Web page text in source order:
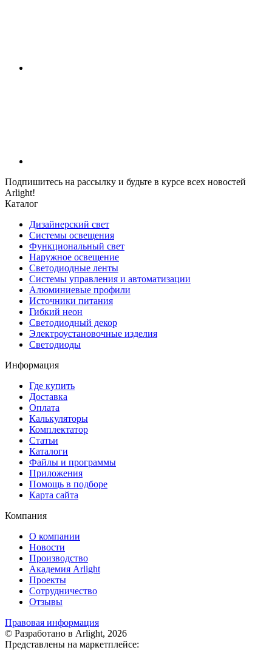
Подпишитесь на рассылку и будьте в курсе всех новостей
Arlight!
Каталог
Дизайнерский свет
Системы освещения
Функциональный свет
Наружное освещение
Светодиодные ленты
Системы управления и автоматизации
Алюминиевые профили
Источники питания
Гибкий неон
Светодиодный декор
Электроустановочные изделия
Светодиоды
Информация
Где купить
Доставка
Оплата
Калькуляторы
Комплектатор
Статьи
Каталоги
Файлы и программы
Приложения
Помощь в подборе
Карта сайта
Компания
О компании
Новости
Производство
Академия Arlight
Проекты
Сотрудничество
Отзывы
Правовая информация
© Разработано в Arlight, 2026
Представлены на маркетплейсе: